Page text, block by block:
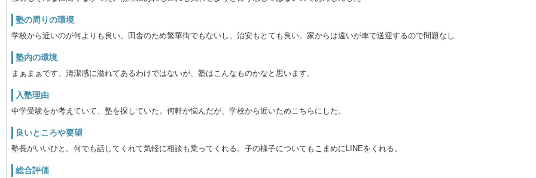
塾の周りの環境
学校から近いのが何よりも良い。田舎のため繁華街でもないし、治安もとても良い。家からは遠いが車で送迎するので問題なし
塾内の環境
まぁまぁです。清潔感に溢れてあるわけではないが、塾はこんなものかなと思います。
入塾理由
中学受験をか考えていて、塾を探していた。何軒か悩んだが、学校から近いためこちらにした。
良いところや要望
塾長がいいひと。何でも話してくれて気軽に相談も乗ってくれる。子の様子についてもこまめにLINEをくれる。
総合評価